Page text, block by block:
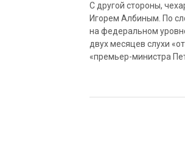
С другой стороны,
Игорем Албиным. По
на федеральном
двух месяцев слухи
«премьер-министра